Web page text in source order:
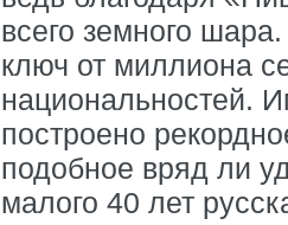
всего земного
ключ от миллиона
национальностей.
построено
подобное вряд ли
малого 40 лет